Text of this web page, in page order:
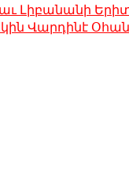
Լիբանանի
Վարդինէ